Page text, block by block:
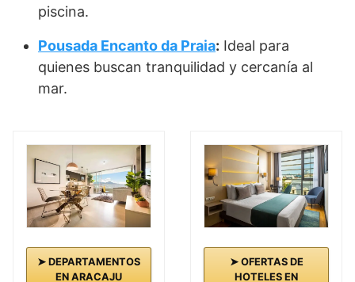
piscina.
Pousada Encanto da Praia: Ideal para
quienes buscan tranquilidad y cercanía al
mar.
➤ DEPARTAMENTOS
EN ARACAJU
➤ OFERTAS DE
HOTELES EN